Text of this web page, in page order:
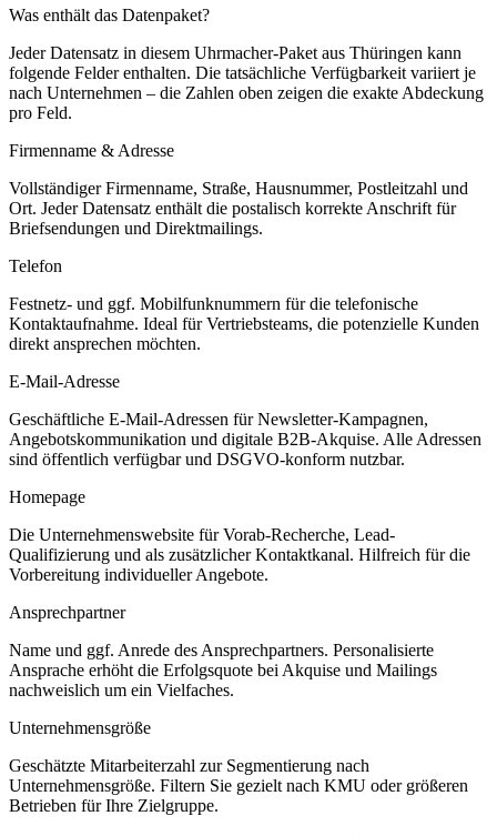
Was enthält das Datenpaket?
Jeder Datensatz in diesem Uhrmacher-Paket aus Thüringen kann
folgende Felder enthalten. Die tatsächliche Verfügbarkeit variiert je
nach Unternehmen – die Zahlen oben zeigen die exakte Abdeckung
pro Feld.
Firmenname & Adresse
Vollständiger Firmenname, Straße, Hausnummer, Postleitzahl und
Ort. Jeder Datensatz enthält die postalisch korrekte Anschrift für
Briefsendungen und Direktmailings.
Telefon
Festnetz- und ggf. Mobilfunknummern für die telefonische
Kontaktaufnahme. Ideal für Vertriebsteams, die potenzielle Kunden
direkt ansprechen möchten.
E-Mail-Adresse
Geschäftliche E-Mail-Adressen für Newsletter-Kampagnen,
Angebotskommunikation und digitale B2B-Akquise. Alle Adressen
sind öffentlich verfügbar und DSGVO-konform nutzbar.
Homepage
Die Unternehmenswebsite für Vorab-Recherche, Lead-
Qualifizierung und als zusätzlicher Kontaktkanal. Hilfreich für die
Vorbereitung individueller Angebote.
Ansprechpartner
Name und ggf. Anrede des Ansprechpartners. Personalisierte
Ansprache erhöht die Erfolgsquote bei Akquise und Mailings
nachweislich um ein Vielfaches.
Unternehmensgröße
Geschätzte Mitarbeiterzahl zur Segmentierung nach
Unternehmensgröße. Filtern Sie gezielt nach KMU oder größeren
Betrieben für Ihre Zielgruppe.